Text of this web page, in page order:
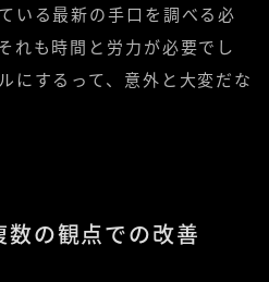
いる最新の手口を調べる必
れも時間と労力が必要でし
にするって、意外と大変だな
の観点での改善